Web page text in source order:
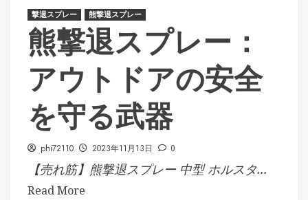
撃退スプレー 熊撃退スプレー
熊撃退スプレー：
アウトドアの安全
を守る武器
phi72110 2023年11月13日 0
【売れ筋】熊撃退スプレー 中型 ホルスタ...
Read More